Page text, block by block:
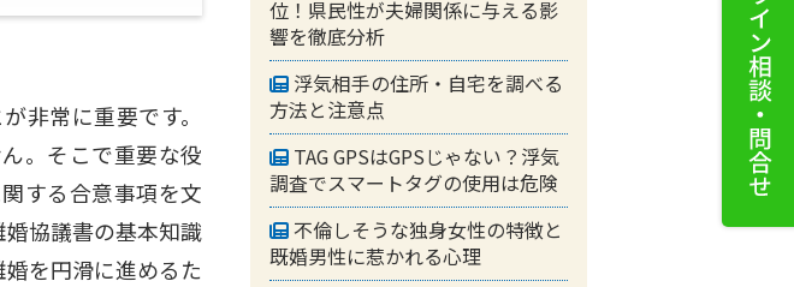
非常に重要です。
。そこで重要な役
する合意事項を文
協議書の基本知識
を円滑に進めるた
位！県民性が夫婦関係に与える影
響を徹底分析
浮気相手の住所・自宅を調べる
方法と注意点
TAG GPSはGPSじゃない？浮気
調査でスマートタグの使用は危険
不倫しそうな独身女性の特徴と
既婚男性に惹かれる心理